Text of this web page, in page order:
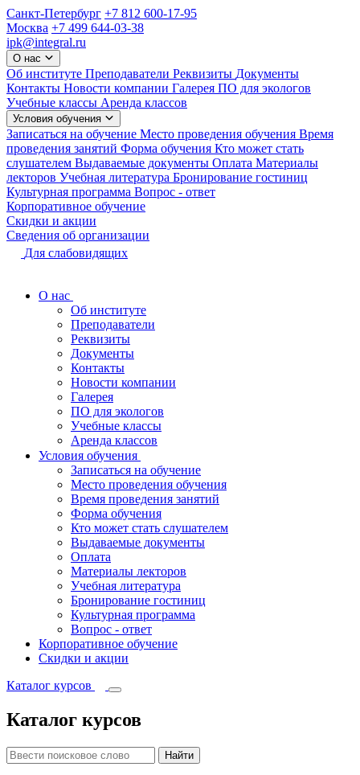
Санкт-Петербург +7 812 600-17-95
Москва +7 499 644-03-38
ipk@integral.ru
О нас
Об институте Преподаватели Реквизиты Документы
Контакты Новости компании Галерея ПО для экологов
Учебные классы Аренда классов
Условия обучения
Записаться на обучение Место проведения обучения Время
проведения занятий Форма обучения Кто может стать
слушателем Выдаваемые документы Оплата Материалы
лекторов Учебная литература Бронирование гостиниц
Культурная программа Вопрос - ответ
Корпоративное обучение
Скидки и акции
Сведения об организации
Для слабовидящих
О нас
Об институте
Преподаватели
Реквизиты
Документы
Контакты
Новости компании
Галерея
ПО для экологов
Учебные классы
Аренда классов
Условия обучения
Записаться на обучение
Место проведения обучения
Время проведения занятий
Форма обучения
Кто может стать слушателем
Выдаваемые документы
Оплата
Материалы лекторов
Учебная литература
Бронирование гостиниц
Культурная программа
Вопрос - ответ
Корпоративное обучение
Скидки и акции
Каталог курсов
Каталог курсов
Найти